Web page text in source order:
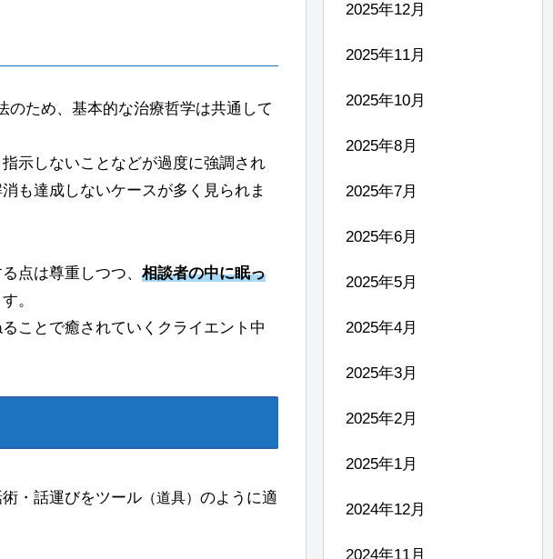
のため、基本的な治療哲学は共通して
示しないことなどが過度に強調され
も達成しないケースが多く見られま
点は尊重しつつ、 相談者の中に眠っ
。
ことで癒されていくクライエント中
・話運びをツール （道具） のように適
2025年12月
2025年11月
2025年10月
2025年8月
2025年7月
2025年6月
2025年5月
2025年4月
2025年3月
2025年2月
2025年1月
2024年12月
2024年11月